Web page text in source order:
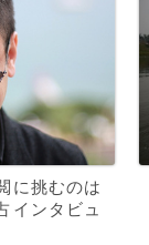
に挑むのは
インタビュ